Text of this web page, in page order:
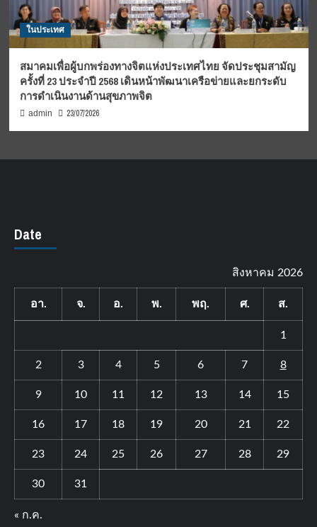
ในประเทศ
สมาคมเพื่อผู้บกพร่องทางจิตแห่งประเทศไทย จัดประชุมสามัญ
ครั้งที่ 23 ประจำปี 2568 เดินหน้าพัฒนาเครือข่ายและยกระดับ
การดำเนินงานด้านสุขภาพจิต
admin 23/07/2026
Date
สิงหาคม 2026
อา. จ. อ. พ. พฤ. ศ. ส.
1
2 3 4 5 6 7 8
9 10 11 12 13 14 15
16 17 18 19 20 21 22
23 24 25 26 27 28 29
30 31
« ก.ค.